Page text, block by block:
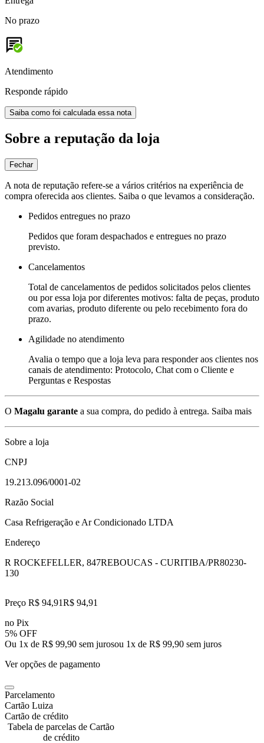
No prazo
Atendimento
Responde rápido
Saiba como foi calculada essa nota
Sobre a reputação da loja
Fechar
A nota de reputação refere-se a vários critérios na experiência de
compra oferecida aos clientes. Saiba o que levamos a consideração.
Pedidos entregues no prazo
Pedidos que foram despachados e entregues no prazo
previsto.
Cancelamentos
Total de cancelamentos de pedidos solicitados pelos clientes
ou por essa loja por diferentes motivos: falta de peças, produto
com avarias, produto diferente ou pelo recebimento fora do
prazo.
Agilidade no atendimento
Avalia o tempo que a loja leva para responder aos clientes nos
canais de atendimento: Protocolo, Chat com o Cliente e
Perguntas e Respostas
O Magalu garante a sua compra, do pedido à entrega. Saiba mais
Sobre a loja
CNPJ
19.213.096/0001-02
Razão Social
Casa Refrigeração e Ar Condicionado LTDA
Endereço
R ROCKEFELLER, 847REBOUCAS - CURITIBA/PR80230-
130
Preço R$ 94,91R$ 94,91
no Pix
5% OFF
Ou 1x de R$ 99,90 sem jurosou 1x de R$ 99,90 sem juros
Ver opções de pagamento
Parcelamento
Cartão Luiza
Cartão de crédito
Tabela de parcelas de Cartão
de crédito